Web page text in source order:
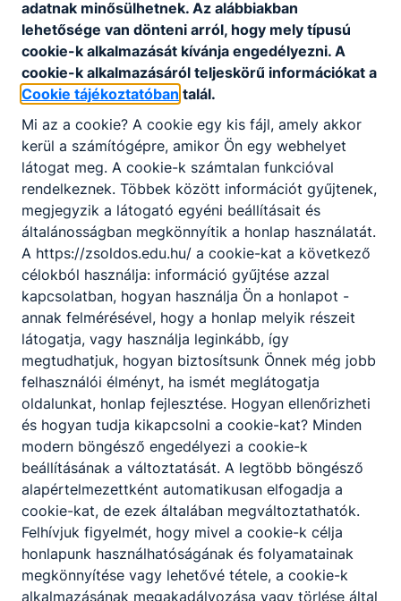
védőfelszereléseket.
Ajánlott minden ﬁatal számára, akit érdekel a
kisebb-nagyobb acélszerkezetek, csőhálózatok,
gépelemek, tartályok hegesztése, aki szeret
alkotni, szerszámokat használni.
KOMPETENCIAELVÁRÁS
Kézügyesség, önállóság, felelősségtudat,
csapatban való együttműködés, precizitás,
problémamegoldó képesség.
A SZAKKÉPZETTSÉGGEL RENDELKEZŐ
műszaki rajzokat, szerelési terveket olvas
és értelmezi a kapcsolódó utasításokat,
szabályozásokat;
beüzemeli a munkavégzéshez szükséges
gépeket, ellenőrzi a gépeken a
tanúsítványok érvényességét;
előkészíti a munkadarabokat, elvégzi a
szükséges vágásokat, darabolásokat,
illetve a hegesztést;
önellenőrzést végez a munka megkezdése
előtt és közben;
művelet befejezése után a rendelkezésre
álló diagnosztikai eljárásokkal ellenőrzi az
adatnak minősülhetnek. Az alábbiakban
lehetősége van dönteni arról, hogy mely típusú
cookie-k alkalmazását kívánja engedélyezni. A
cookie-k alkalmazásáról teljeskörű információkat a
Cookie tájékoztatóban talál.
Mi az a cookie? A cookie egy kis fájl, amely akkor
kerül a számítógépre, amikor Ön egy webhelyet
látogat meg. A cookie-k számtalan funkcióval
rendelkeznek. Többek között információt gyűjtenek,
megjegyzik a látogató egyéni beállításait és
általánosságban megkönnyítik a honlap használatát.
A https://zsoldos.edu.hu/ a cookie-kat a következő
célokból használja: információ gyűjtése azzal
kapcsolatban, hogyan használja Ön a honlapot -
annak felmérésével, hogy a honlap melyik részeit
látogatja, vagy használja leginkább, így
megtudhatjuk, hogyan biztosítsunk Önnek még jobb
felhasználói élményt, ha ismét meglátogatja
oldalunkat, honlap fejlesztése. Hogyan ellenőrizheti
és hogyan tudja kikapcsolni a cookie-kat? Minden
modern böngésző engedélyezi a cookie-k
beállításának a változtatását. A legtöbb böngésző
alapértelmezettként automatikusan elfogadja a
cookie-kat, de ezek általában megváltoztathatók.
Felhívjuk figyelmét, hogy mivel a cookie-k célja
honlapunk használhatóságának és folyamatainak
megkönnyítése vagy lehetővé tétele, a cookie-k
alkalmazásának megakadályozása vagy törlése által